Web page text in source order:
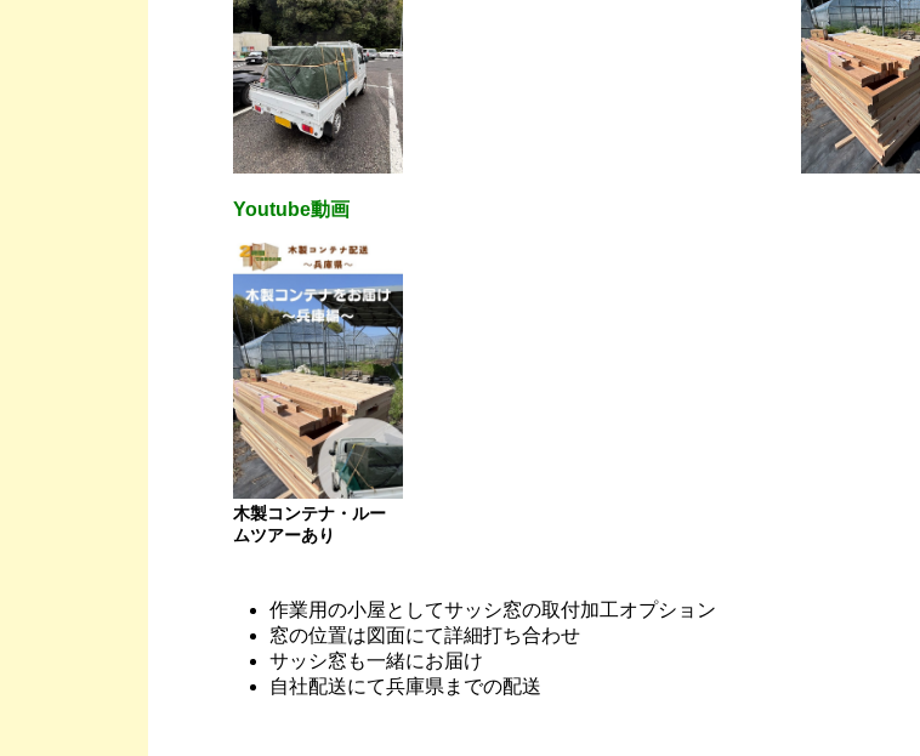
Youtube動画
木製コンテナ・ルー
ムツアーあり
作業用の小屋としてサッシ窓の取付加工オプション
窓の位置は図面にて詳細打ち合わせ
サッシ窓も一緒にお届け
自社配送にて兵庫県までの配送